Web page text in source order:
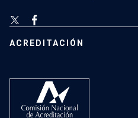
ACREDITACIÓN